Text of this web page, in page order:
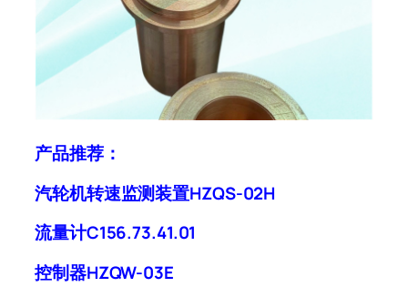
产品推荐：
汽轮机转速监测装置HZQS-02H
流量计C156.73.41.01
控制器HZQW-03E